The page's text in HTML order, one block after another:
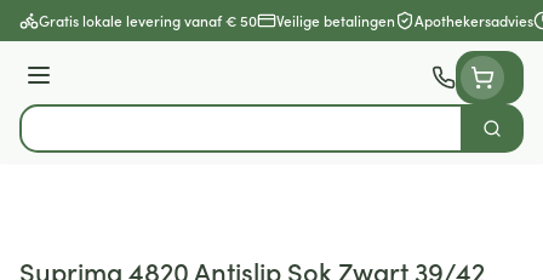
Ga naar de inhoud
Gratis lokale levering vanaf € 50 Veilige betalingen Apothekersadvies
Menu
Product, merk, categorie...
Zoek
Suprima 4820 Antislip Sok Zwart 39/42